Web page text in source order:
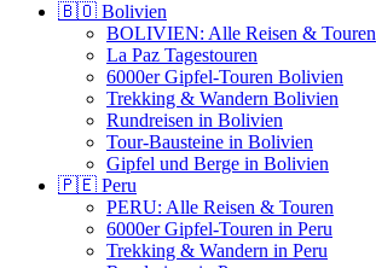
🇧🇴 Bolivien
BOLIVIEN: Alle Reisen & Touren
La Paz Tagestouren
6000er Gipfel-Touren Bolivien
Trekking & Wandern Bolivien
Rundreisen in Bolivien
Tour-Bausteine in Bolivien
Gipfel und Berge in Bolivien
🇵🇪 Peru
PERU: Alle Reisen & Touren
6000er Gipfel-Touren in Peru
Trekking & Wandern in Peru